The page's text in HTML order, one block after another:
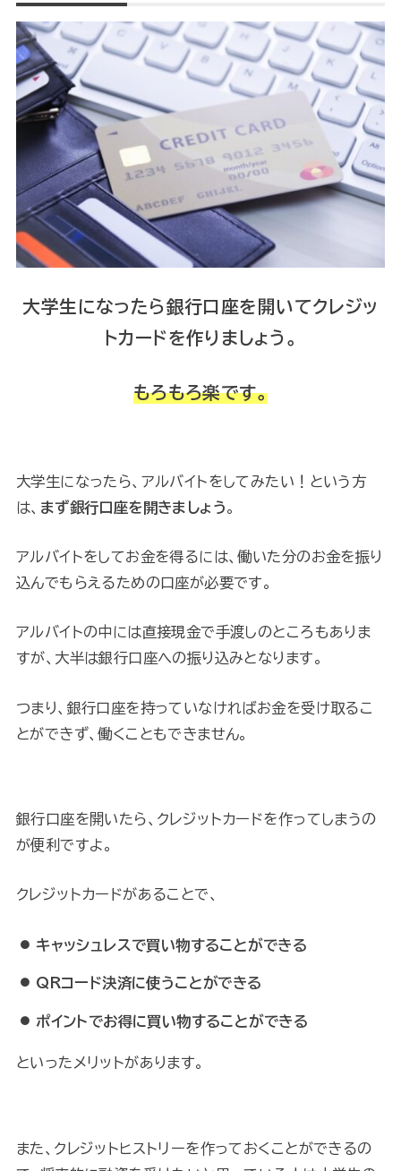
大学生になったら銀行口座を開いてクレジッ
トカードを作りましょう。
もろもろ楽です。
大学生になったら、アルバイトをしてみたい！という方
は、 まず銀行口座を開きましょう。
アルバイトをしてお金を得るには、働いた分のお金を振り
込んでもらえるための口座が必要です。
アルバイトの中には直接現金で手渡しのところもありま
すが、大半は銀行口座への振り込みとなります。
つまり、銀行口座を持っていなければお金を受け取るこ
とができず、働くこともできません。
銀行口座を開いたら、クレジットカードを作ってしまうの
が便利ですよ。
クレジットカードがあることで、
キャッシュレスで買い物することができる
QRコード決済に使うことができる
ポイントでお得に買い物することができる
といったメリットがあります。
また、クレジットヒストリーを作っておくことができるの